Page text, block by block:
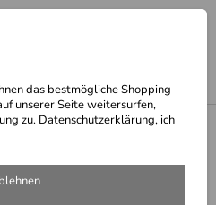
das bestmögliche Shopping-
unserer Seite weitersurfen,
zu. Datenschutzerklärung, ich
Schränke